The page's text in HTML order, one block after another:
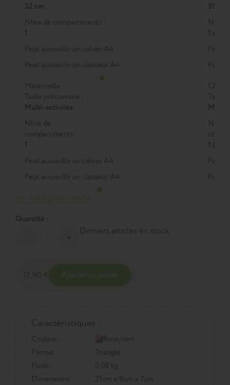
32 cm
Nbre de compartiments :
1
Peut accueillir un cahier A4
Peut accueillir un classeur A4
35 cm
Nbre
1 ou 2
Peut
Peut
Maternelle
Taille préconisée :
Multi-activités
Nbre de
compartiments :
1
Peut accueillir un cahier A4
Peut accueillir un classeur A4
CP
Taille
M
Nbre
1 (M)
Peut
Peut
Quantité :
Derniers articles en stock
Caractéristiques :
Couleur :
Rose/vert
Format :
Triangle
Poids :
0.08 kg
Dimensions :
21cm x 9cm x 7cm